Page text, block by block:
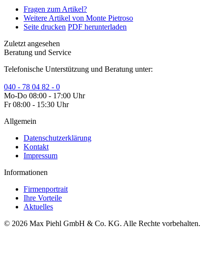
Fragen zum Artikel?
Weitere Artikel von Monte Pietroso
Seite drucken PDF herunterladen
Zuletzt angesehen
Beratung und Service
Telefonische Unterstützung und Beratung unter:
040 - 78 04 82 - 0
Mo-Do 08:00 - 17:00 Uhr
Fr 08:00 - 15:30 Uhr
Allgemein
Datenschutzerklärung
Kontakt
Impressum
Informationen
Firmenportrait
Ihre Vorteile
Aktuelles
© 2026 Max Piehl GmbH & Co. KG. Alle Rechte vorbehalten.